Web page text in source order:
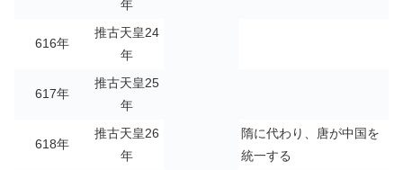
年
616年
推古天皇24
年
617年
推古天皇25
年
618年
推古天皇26
年
隋に代わり、唐が中国を
統一する